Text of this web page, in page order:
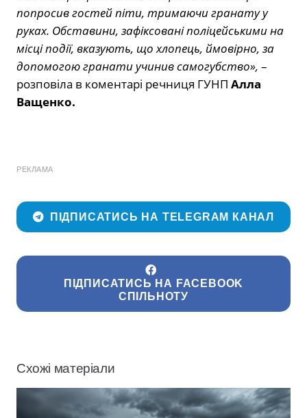
попросив гостей піти, тримаючи гранату у
руках. Обставини, зафіксовані поліцейськими на
місці події, вказують, що хлопець, ймовірно, за
допомогою гранати учинив самогубство», –
розповіла в коментарі речниця ГУНП Алла
Ващенко.
РЕКЛАМА
ПІДПИСАТИСЬ НА TELEGRAM КАНАЛ
ПІДПИСАТИСЬ НА FACEBOOK
СПІЛЬНОТУ
Схожі матеріали